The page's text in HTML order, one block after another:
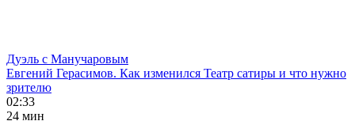
Дуэль с Манучаровым
Евгений Герасимов. Как изменился Театр сатиры и что нужно
зрителю
02:33
24 мин